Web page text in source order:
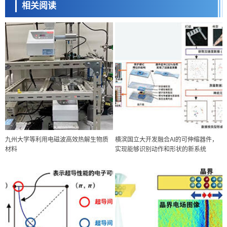
相关阅读
九州大学等利用电磁波高效热解生物质
材料
横滨国立大开发融合AI的可伸缩器件，
实现能够识别动作和形状的新系统